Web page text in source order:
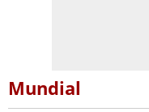
Mundial